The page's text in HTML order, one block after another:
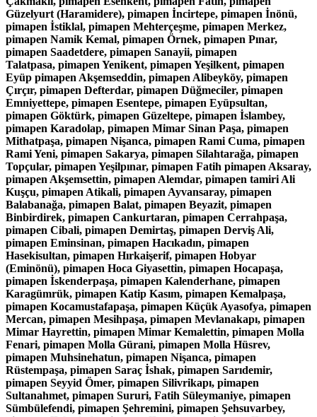
Güzelyurt (Haramidere), pimapen İncirtepe, pimapen İnönü,
pimapen İstiklal, pimapen Mehterçeşme, pimapen Merkez,
pimapen Namik Kemal, pimapen Örnek, pimapen Pınar,
pimapen Saadetdere, pimapen Sanayii, pimapen
Talatpasa, pimapen Yenikent, pimapen Yeşilkent, pimapen
Eyüp pimapen Akşemseddin, pimapen Alibeyköy, pimapen
Çırçır, pimapen Defterdar, pimapen Düğmeciler, pimapen
Emniyettepe, pimapen Esentepe, pimapen Eyüpsultan,
pimapen Göktürk, pimapen Güzeltepe, pimapen İslambey,
pimapen Karadolap, pimapen Mimar Sinan Paşa, pimapen
Mithatpaşa, pimapen Nişanca, pimapen Rami Cuma, pimapen
Rami Yeni, pimapen Sakarya, pimapen Silahtarağa, pimapen
Topçular, pimapen Yeşilpınar, pimapen Fatih pimapen Aksaray,
pimapen Akşemsettin, pimapen Alemdar, pimapen tamiri Ali
Kuşçu, pimapen Atikali, pimapen Ayvansaray, pimapen
Balabanağa, pimapen Balat, pimapen Beyazit, pimapen
Binbirdirek, pimapen Cankurtaran, pimapen Cerrahpaşa,
pimapen Cibali, pimapen Demirtaş, pimapen Derviş Ali,
pimapen Eminsinan, pimapen Hacıkadın, pimapen
Hasekisultan, pimapen Hırkaişerif, pimapen Hobyar
(Eminönü), pimapen Hoca Giyasettin, pimapen Hocapaşa,
pimapen İskenderpaşa, pimapen Kalenderhane, pimapen
Karagümrük, pimapen Katip Kasım, pimapen Kemalpaşa,
pimapen Kocamustafapaşa, pimapen Küçük Ayasofya, pimapen
Mercan, pimapen Mesihpaşa, pimapen Mevlanakapı, pimapen
Mimar Hayrettin, pimapen Mimar Kemalettin, pimapen Molla
Fenari, pimapen Molla Gürani, pimapen Molla Hüsrev,
pimapen Muhsinehatun, pimapen Nişanca, pimapen
Rüstempaşa, pimapen Saraç İshak, pimapen Sarıdemir,
pimapen Seyyid Ömer, pimapen Silivrikapı, pimapen
Sultanahmet, pimapen Sururi, Fatih Süleymaniye, pimapen
Sümbülefendi, pimapen Şehremini, pimapen Şehsuvarbey,